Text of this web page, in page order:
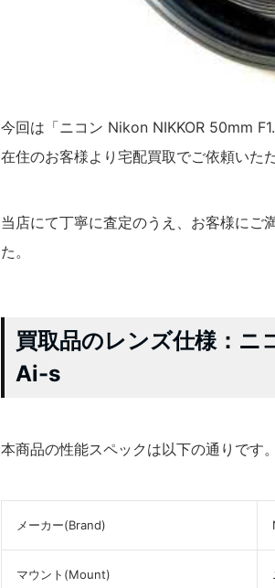
今回は「ニコン Nikon NIKKOR 50mm
在住のお客様より宅配買取でご依頼いた
当店にて丁寧に査定のうえ、お客様にご
た。
買取品のレンズ仕様：
Ai-s
本商品の性能スペックは以下の通りです。
メーカー(Brand)
マウント(Mount)